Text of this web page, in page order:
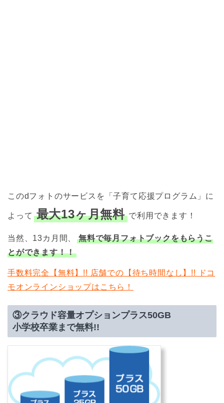
このdフォトのサービスを「子育て応援プログラム」に
よって 最大13ヶ月無料 で利用できます！
当然、13カ月間、
無料で毎月フォトブックをもらうこ
とができます！！
手数料完全【無料】!! 店舗での【待ち時間なし】!! ドコ
モオンラインショップはこちら！
③クラウド容量オプションプラス50GB
小学校卒業まで無料!!